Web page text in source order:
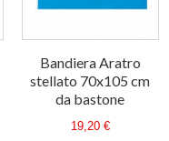
Bandiera Aratro
stellato 70x105 cm
da bastone
19,20 €